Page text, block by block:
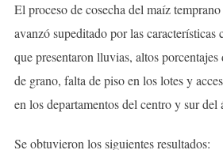
El proceso de cosecha del maíz
avanzó supeditado por las características
que presentaron lluvias, altos
de grano, falta de piso en los lotes y
en los departamentos del centro y sur del
Se obtuvieron los siguientes resultados: